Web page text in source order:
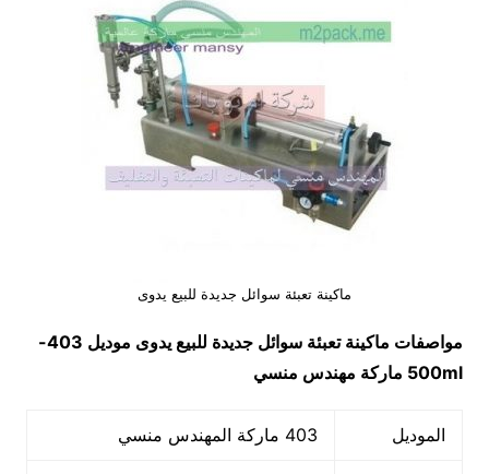
ماكينة تعبئة سوائل جديدة للبيع يدوى
مواصفات ماكينة تعبئة سوائل جديدة للبيع يدوى موديل
403-
500ml ماركة مهندس منسي
الموديل 403 ماركة المهندس منسي